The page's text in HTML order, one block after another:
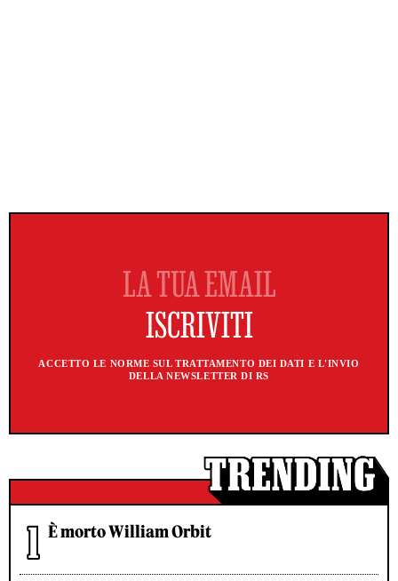
ACCETTO LE NORME SUL TRATTAMENTO DEI DATI E L'INVIO
DELLA NEWSLETTER DI RS
È morto William Orbit